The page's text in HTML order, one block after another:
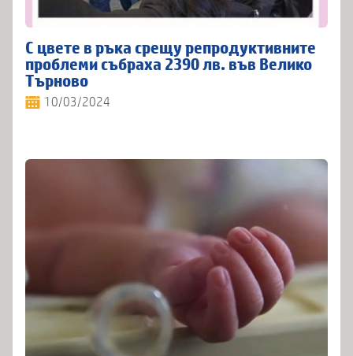
С цвете в ръка срещу репродуктивните
проблеми събраха 2390 лв. във Велико
Търново
10/03/2024